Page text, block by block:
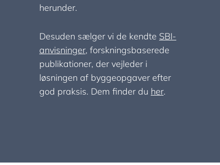
herunder.
Desuden sælger vi de kendte SBI-
anvisninger, forskningsbaserede
publikationer, der vejleder i
løsningen af byggeopgaver efter
god praksis. Dem finder du her.